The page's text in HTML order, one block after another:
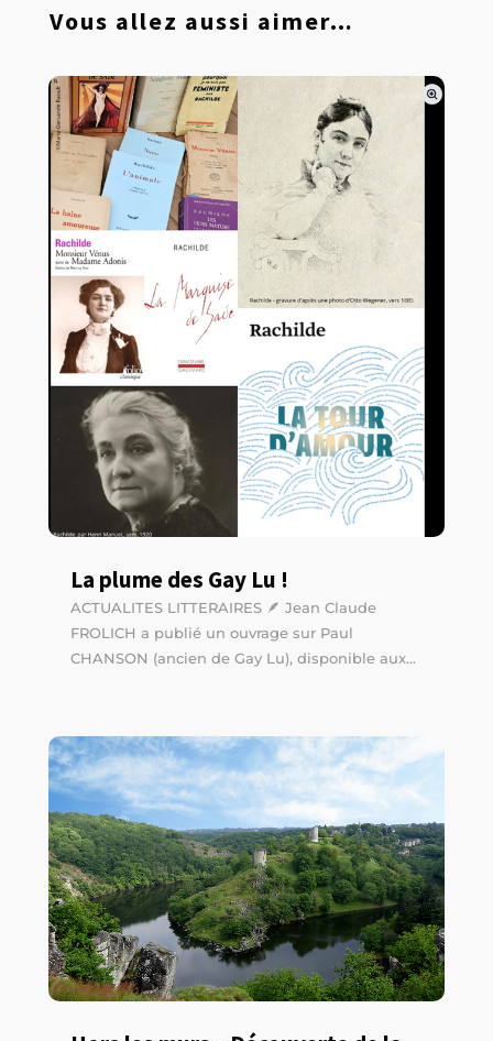
Vous allez aussi aimer…
La plume des Gay Lu !
ACTUALITES LITTERAIRES 🪶 Jean Claude
FROLICH a publié un ouvrage sur Paul
CHANSON (ancien de Gay Lu), disponible aux...